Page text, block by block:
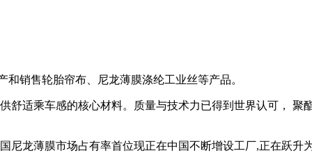
销售轮胎帘布、尼龙薄膜涤纶工业丝等产品。
舒适乘车感的核心材料。质量与技术力已得到世界认可，
尼龙薄膜市场占有率首位现正在中国不断增设工厂,正在跃升